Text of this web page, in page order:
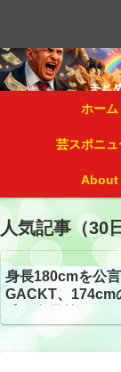
ホーム
芸スポニュ
About
人気記事（30
身長180cmを公
GACKT、174cm
トざわつき イベ
真が話題